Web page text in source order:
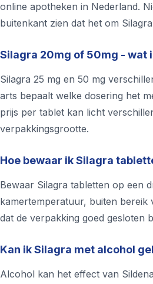
online apotheken in Nederland.
buitenkant zien dat het om
Silagra 20mg of 50mg - wat
Silagra 25 mg en 50 mg
arts bepaalt welke dosering het
prijs per tablet kan licht
verpakkingsgrootte.
Hoe bewaar ik Silagra
Bewaar Silagra tabletten op een
kamertemperatuur, buiten bereik
dat de verpakking goed gesloten
Kan ik Silagra met alcohol
Alcohol kan het effect van